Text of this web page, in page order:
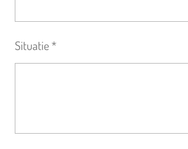
Situatie *